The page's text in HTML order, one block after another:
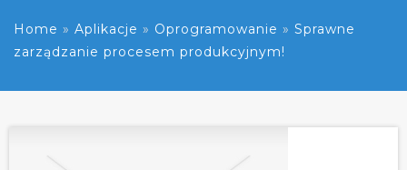
Home » Aplikacje » Oprogramowanie » Sprawne
zarządzanie procesem produkcyjnym!